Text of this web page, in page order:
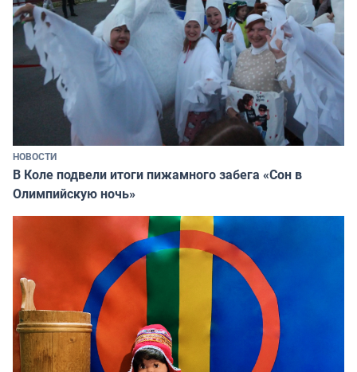
НОВОСТИ
В Коле подвели итоги пижамного забега «Сон в
Олимпийскую ночь»